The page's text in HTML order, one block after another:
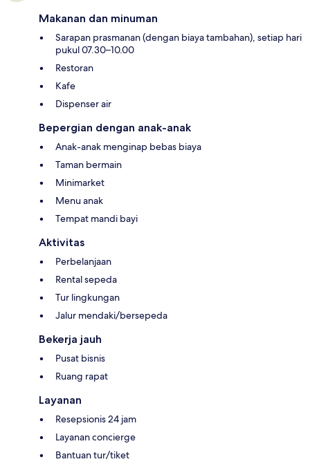
Makanan dan minuman
Sarapan prasmanan (dengan biaya tambahan), setiap hari
pukul 07.30–10.00
Restoran
Kafe
Dispenser air
Bepergian dengan anak-anak
Anak-anak menginap bebas biaya
Taman bermain
Minimarket
Menu anak
Tempat mandi bayi
Aktivitas
Perbelanjaan
Rental sepeda
Tur lingkungan
Jalur mendaki/bersepeda
Bekerja jauh
Pusat bisnis
Ruang rapat
Layanan
Resepsionis 24 jam
Layanan concierge
Bantuan tur/tiket